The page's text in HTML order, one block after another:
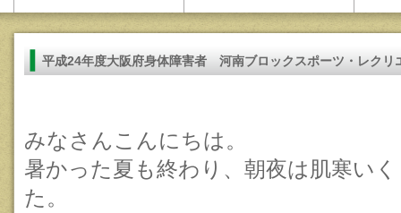
平成24年度大阪府身体障害者 河南ブロックスポーツ・レクリ
みなさんこんにちは。
暑かった夏も終わり、朝夜は肌寒い
た。